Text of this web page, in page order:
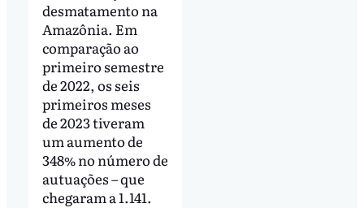
desmatamento na
Amazônia. Em
comparação ao
primeiro semestre
de 2022, os seis
primeiros meses
de 2023 tiveram
um aumento de
348% no número de
autuações – que
chegaram a 1.141.